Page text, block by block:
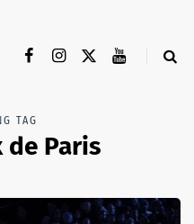
TAG
de Paris